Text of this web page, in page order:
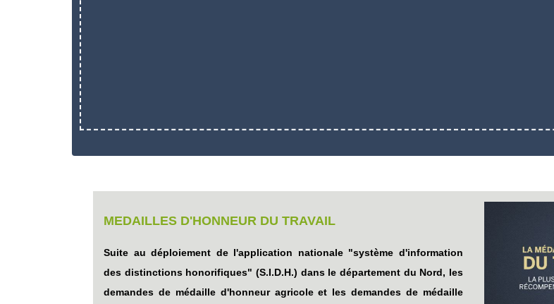
MEDAILLES D'HONNEUR DU TRAVAIL
Suite au déploiement de l'application nationale "système d'information
des distinctions honorifiques" (S.I.D.H.) dans le département du Nord, les
demandes de médaille d'honneur agricole et les demandes de médaille